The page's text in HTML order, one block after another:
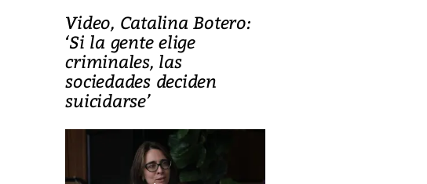
Video, Catalina Botero:
‘Si la gente elige
criminales, las
sociedades deciden
suicidarse’